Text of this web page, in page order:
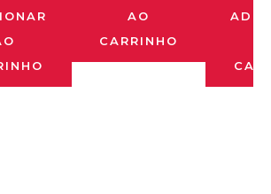
AO
CARRINHO